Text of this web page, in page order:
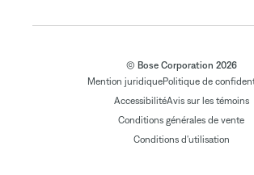
© Bose Corporation 2026
Mention juridiquePolitique de
AccessibilitéAvis sur les témoins
Conditions générales de vente
Conditions d'utilisation